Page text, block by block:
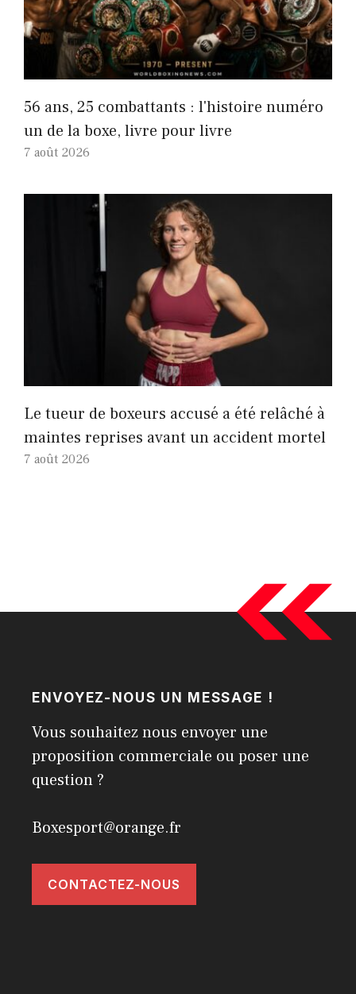
56 ans, 25 combattants : l'histoire numéro
un de la boxe, livre pour livre
7 août 2026
Le tueur de boxeurs accusé a été relâché à
maintes reprises avant un accident mortel
7 août 2026
ENVOYEZ-NOUS UN MESSAGE !
Vous souhaitez nous envoyer une
proposition commerciale ou poser une
question ?
Boxesport@orange.fr
CONTACTEZ-NOUS